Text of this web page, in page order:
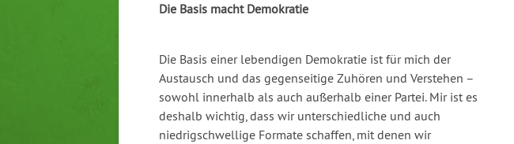
Die Basis macht Demokratie
Die Basis einer lebendigen Demokratie ist für mich der
Austausch und das gegenseitige Zuhören und Verstehen –
sowohl innerhalb als auch außerhalb einer Partei. Mir ist es
deshalb wichtig, dass wir unterschiedliche und auch
niedrigschwellige Formate schaffen, mit denen wir